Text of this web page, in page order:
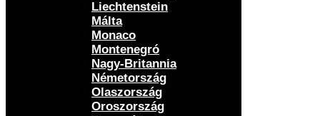
Liechtenstein
Málta
Monaco
Montenegró
Nagy-Britannia
Németország
Olaszország
Oroszország